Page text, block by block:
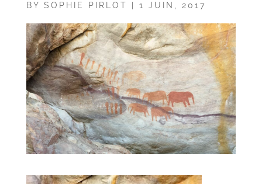
BY SOPHIE PIRLOT 1 JUIN, 2017